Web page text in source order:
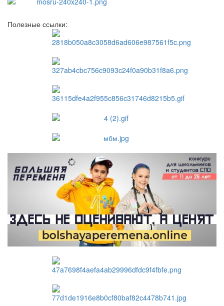
Полезные ссылки: